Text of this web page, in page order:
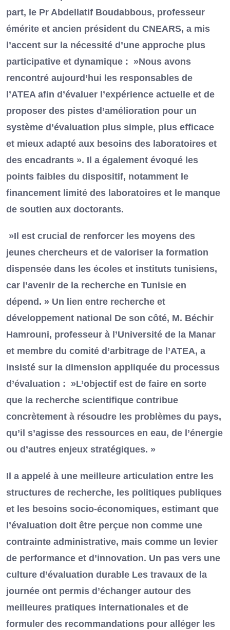
part, le Pr Abdellatif Boudabbous, professeur
émérite et ancien président du CNEARS, a mis
l’accent sur la nécessité d’une approche plus
participative et dynamique : »Nous avons
rencontré aujourd’hui les responsables de
l’ATEA afin d’évaluer l’expérience actuelle et de
proposer des pistes d’amélioration pour un
système d’évaluation plus simple, plus efficace
et mieux adapté aux besoins des laboratoires et
des encadrants ». Il a également évoqué les
points faibles du dispositif, notamment le
financement limité des laboratoires et le manque
de soutien aux doctorants.
»Il est crucial de renforcer les moyens des
jeunes chercheurs et de valoriser la formation
dispensée dans les écoles et instituts tunisiens,
car l’avenir de la recherche en Tunisie en
dépend. » Un lien entre recherche et
développement national De son côté, M. Béchir
Hamrouni, professeur à l’Université de la Manar
et membre du comité d’arbitrage de l’ATEA, a
insisté sur la dimension appliquée du processus
d’évaluation : »L’objectif est de faire en sorte
que la recherche scientifique contribue
concrètement à résoudre les problèmes du pays,
qu’il s’agisse des ressources en eau, de l’énergie
ou d’autres enjeux stratégiques. »
Il a appelé à une meilleure articulation entre les
structures de recherche, les politiques publiques
et les besoins socio-économiques, estimant que
l’évaluation doit être perçue non comme une
contrainte administrative, mais comme un levier
de performance et d’innovation. Un pas vers une
culture d’évaluation durable Les travaux de la
journée ont permis d’échanger autour des
meilleures pratiques internationales et de
formuler des recommandations pour alléger les